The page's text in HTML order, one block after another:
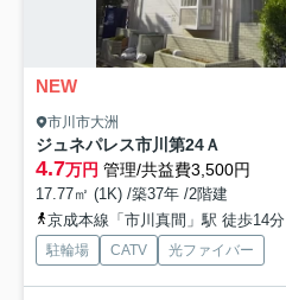
NEW
市川市大洲
ジュネパレス市川第24Ａ
4.7万円 管理/共益費3,500円
17.77㎡ (1K) /築37年 /2階建
京成本線「市川真間」駅 徒歩14分
駐輪場 CATV 光ファイバー